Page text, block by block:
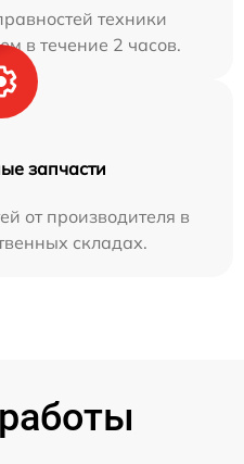
техники
в течение 2 часов.
запчасти
от производителя в
складах.